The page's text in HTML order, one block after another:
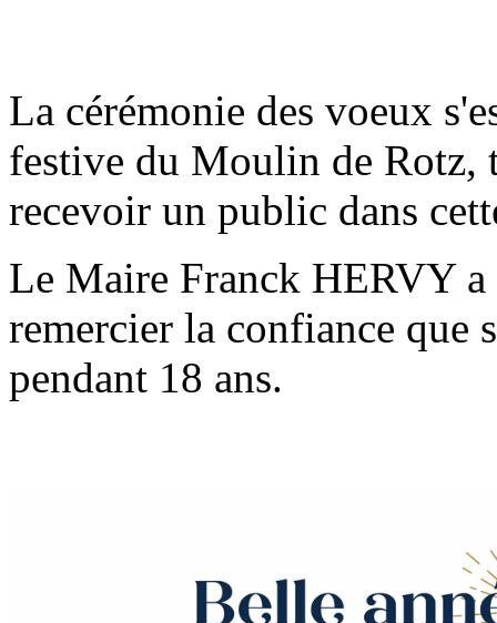
La cérémonie des voeux
festive du Moulin de Rotz,
recevoir un public dans
Le Maire Franck HERVY
remercier la confiance que
pendant 18 ans.